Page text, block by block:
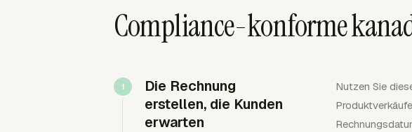
Compliance-konforme
Die Rechnung
erstellen, die Kunden
erwarten
Nutzen Sie